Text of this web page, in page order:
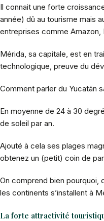
Il connait une forte
année) dû au tourisme mais
entreprises comme Amazon,
Mérida, sa capitale, est en
technologique, preuve du
Comment parler du Yucatán
En moyenne de 24 à 30
de soleil par an.
Ajouté à cela ses plages
obtenez un (petit) coin de
On comprend bien pourquoi,
les continents s’installent à
La forte attractivité